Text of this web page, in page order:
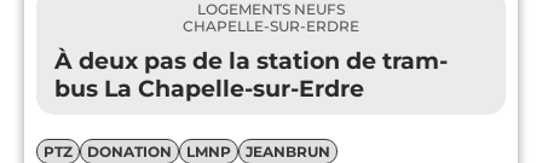
LOGEMENTS NEUFS
CHAPELLE-SUR-ERDRE
À deux pas de la station de tram-
bus La Chapelle-sur-Erdre
PTZ DONATION LMNP JEANBRUN